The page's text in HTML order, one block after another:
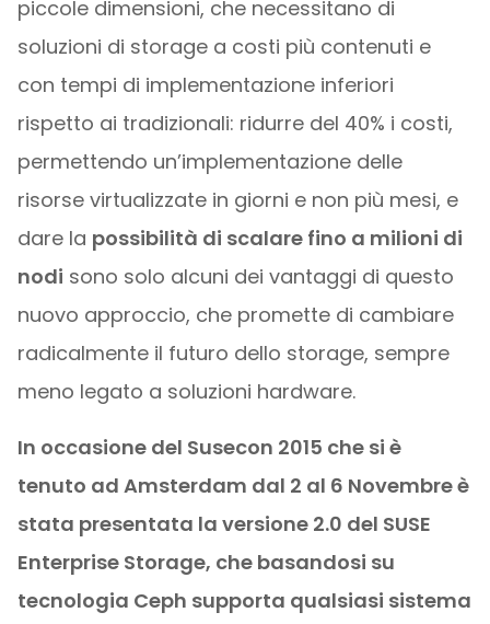
piccole dimensioni, che necessitano di
soluzioni di storage a costi più contenuti e
con tempi di implementazione inferiori
rispetto ai tradizionali: ridurre del 40% i costi,
permettendo un’implementazione delle
risorse virtualizzate in giorni e non più mesi, e
dare la possibilità di scalare fino a milioni di
nodi sono solo alcuni dei vantaggi di questo
nuovo approccio, che promette di cambiare
radicalmente il futuro dello storage, sempre
meno legato a soluzioni hardware.
In occasione del Susecon 2015 che si è
tenuto ad Amsterdam dal 2 al 6 Novembre è
stata presentata la versione 2.0 del SUSE
Enterprise Storage, che basandosi su
tecnologia Ceph supporta qualsiasi sistema